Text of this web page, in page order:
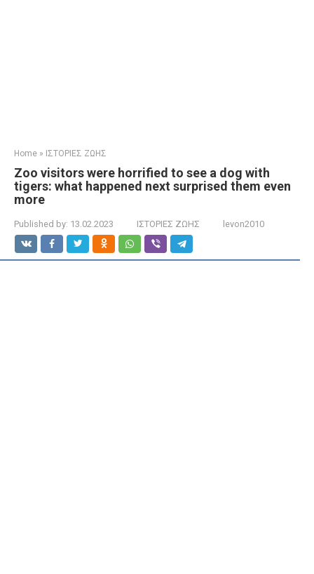
Home » ΙΣΤΟΡΙΕΣ ΖΩΗΣ
Zoo visitors were horrified to see a dog with
tigers: what happened next surprised them even
more
Published by: 13.02.2023 ΙΣΤΟΡΙΕΣ ΖΩΗΣ levon2010